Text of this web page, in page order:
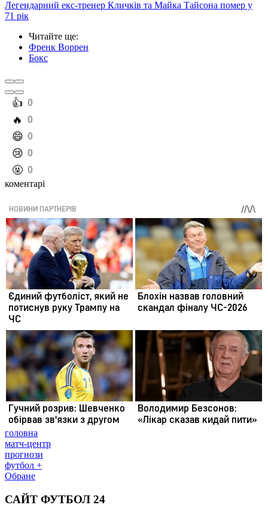
Легендарний екс-тренер Кличків та Майка Тайсона помер у
71 рік
Читайте ще:
Френк Воррен
Бокс
️👍 0
️🔥 0
️😄 0
️😢 0
️🤬 0
коментарі
головна
матч-центр
прогнози
футбол +
Обране
САЙТ ФУТБОЛ 24